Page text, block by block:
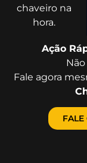
chaveiro na
hora.
Ação
Fale agora
FALE